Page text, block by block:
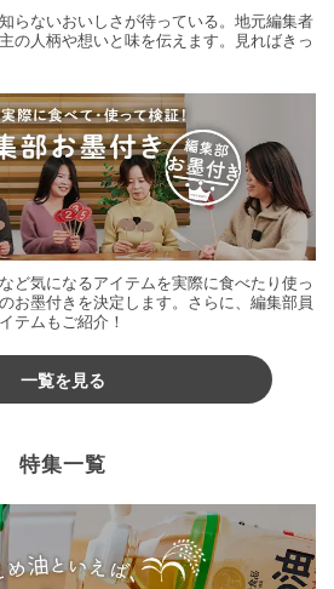
らないおいしさが待っている。地元編集者
の人柄や想いと味を伝えます。見ればきっ
ど気になるアイテムを実際に食べたり使っ
お墨付きを決定します。さらに、編集部員
テムもご紹介！
一覧を見る
特集一覧